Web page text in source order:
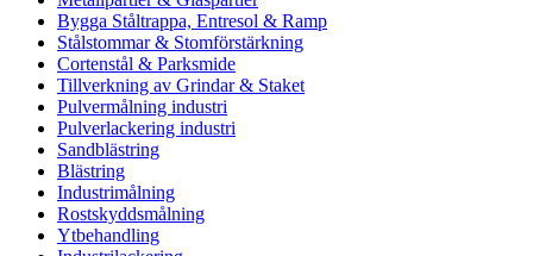
Bygga Ståltrappa, Entresol & Ramp
Stålstommar & Stomförstärkning
Cortenstål & Parksmide
Tillverkning av Grindar & Staket
Pulvermålning industri
Pulverlackering industri
Sandblästring
Blästring
Industrimålning
Rostskyddsmålning
Ytbehandling